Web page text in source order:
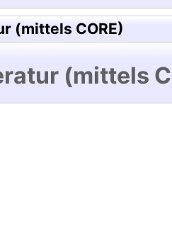
(mittels CORE)
(mittels